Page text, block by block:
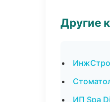
Другие
ИП Spa